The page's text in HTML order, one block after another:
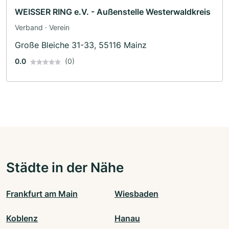
WEISSER RING e.V. - Außenstelle Westerwaldkreis
Verband · Verein
Große Bleiche 31-33, 55116 Mainz
0.0 (0)
Städte in der Nähe
Frankfurt am Main Wiesbaden
Koblenz Hanau